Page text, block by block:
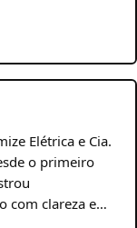
Elétrica e Cia.
o primeiro
com clareza e…